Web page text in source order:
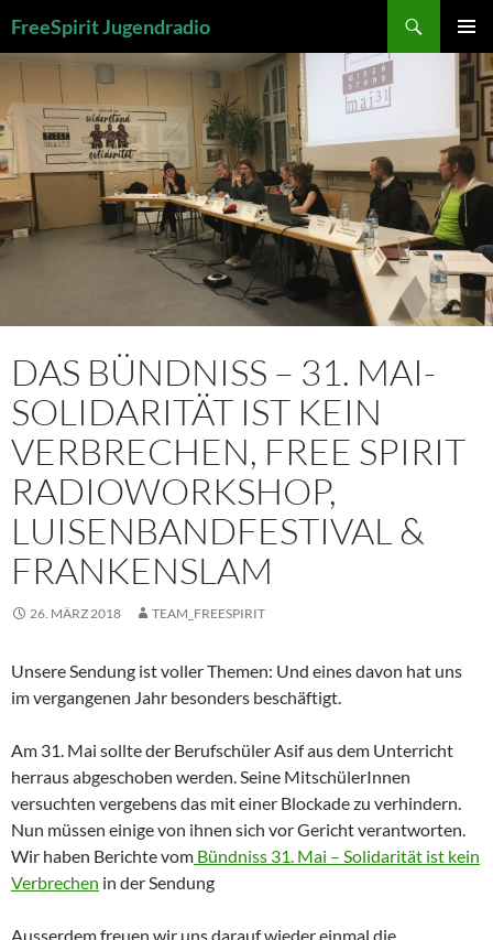
Inhalt
springen
FreeSpirit Jugendradio
MENÜ
DAS BÜNDNISS – 31. MAI-
SOLIDARITÄT IST KEIN
VERBRECHEN, FREE SPIRIT
RADIOWORKSHOP,
LUISENBANDFESTIVAL &
FRANKENSLAM
26. MÄRZ 2018 TEAM_FREESPIRIT
Unsere Sendung ist voller Themen: Und eines davon hat uns
im vergangenen Jahr besonders beschäftigt.
Am 31. Mai sollte der Berufschüler Asif aus dem Unterricht
herraus abgeschoben werden. Seine MitschülerInnen
versuchten vergebens das mit einer Blockade zu verhindern.
Nun müssen einige von ihnen sich vor Gericht verantworten.
Wir haben Berichte vom Bündniss 31. Mai – Solidarität ist kein
Verbrechen in der Sendung
Ausserdem freuen wir uns darauf wieder einmal die